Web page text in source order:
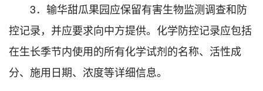
3．输华甜瓜果园应保留有害生物监测调查和防
控记录，并应要求向中方提供。化学防控记录应包括
在生长季节内使用的所有化学试剂的名称、活性成
分、施用日期、浓度等详细信息。